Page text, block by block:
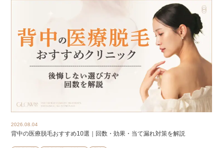
2026.08.04
背中の医療脱毛おすすめ10選｜回数・効果・当て漏れ対策を解説